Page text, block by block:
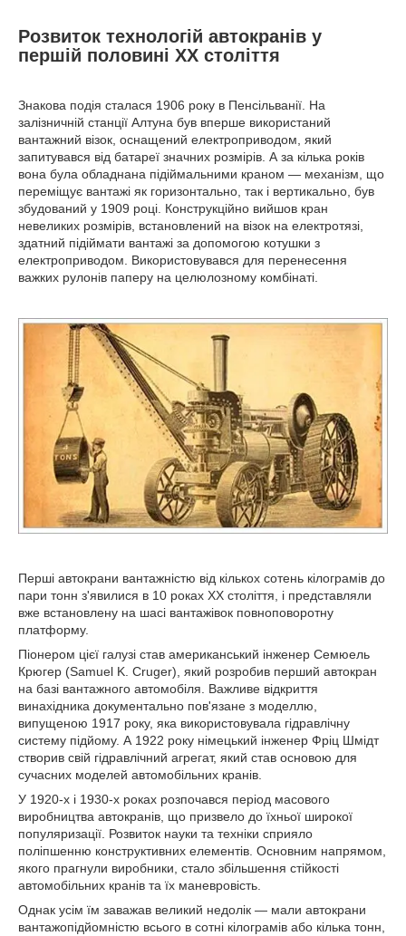
Розвиток технологій автокранів у
першій половині ХХ століття
Знакова подія сталася 1906 року в Пенсільванії. На
залізничній станції Алтуна був вперше використаний
вантажний візок, оснащений електроприводом, який
запитувався від батареї значних розмірів. А за кілька років
вона була обладнана підіймальними краном — механізм, що
переміщує вантажі як горизонтально, так і вертикально, був
збудований у 1909 році. Конструкційно вийшов кран
невеликих розмірів, встановлений на візок на електротязі,
здатний підіймати вантажі за допомогою котушки з
електроприводом. Використовувався для перенесення
важких рулонів паперу на целюлозному комбінаті.
Перші автокрани вантажністю від кількох сотень кілограмів до
пари тонн з'явилися в 10 роках ХХ століття, і представляли
вже встановлену на шасі вантажівок повноповоротну
платформу.
Піонером цієї галузі став американський інженер Семюель
Крюгер (Samuel K. Cruger), який розробив перший автокран
на базі вантажного автомобіля. Важливе відкриття
винахідника документально пов'язане з моделлю,
випущеною 1917 року, яка використовувала гідравлічну
систему підйому. А 1922 року німецький інженер Фріц Шмідт
створив свій гідравлічний агрегат, який став основою для
сучасних моделей автомобільних кранів.
У 1920-х і 1930-х роках розпочався період масового
виробництва автокранів, що призвело до їхньої широкої
популяризації. Розвиток науки та техніки сприяло
поліпшенню конструктивних елементів. Основним напрямом,
якого прагнули виробники, стало збільшення стійкості
автомобільних кранів та їх маневровість.
Однак усім їм заважав великий недолік — мали автокрани
вантажопідйомністю всього в сотні кілограмів або кілька тонн,